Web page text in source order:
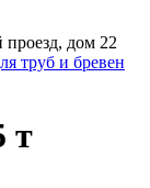
дом 22
труб и бревен
т